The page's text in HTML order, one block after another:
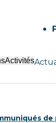
Activités
de